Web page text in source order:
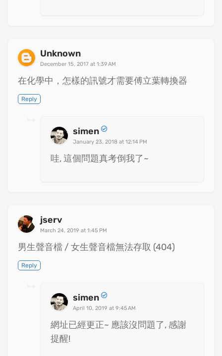
Unknown
December 15, 2017 at 1:39 AM
在化學中，怎樣的訊號才需要傅立葉轉換器
Reply
simen
January 23, 2018 at 12:14 PM
哇, 這個問題真考倒我了~
jserv
March 24, 2019 at 1:45 PM
男生聲音檔 / 女生聲音檔無法存取 (404)
Reply
simen
April 10, 2019 at 9:45 AM
網址已經更正~ 應該沒問題了, 感謝
提醒!